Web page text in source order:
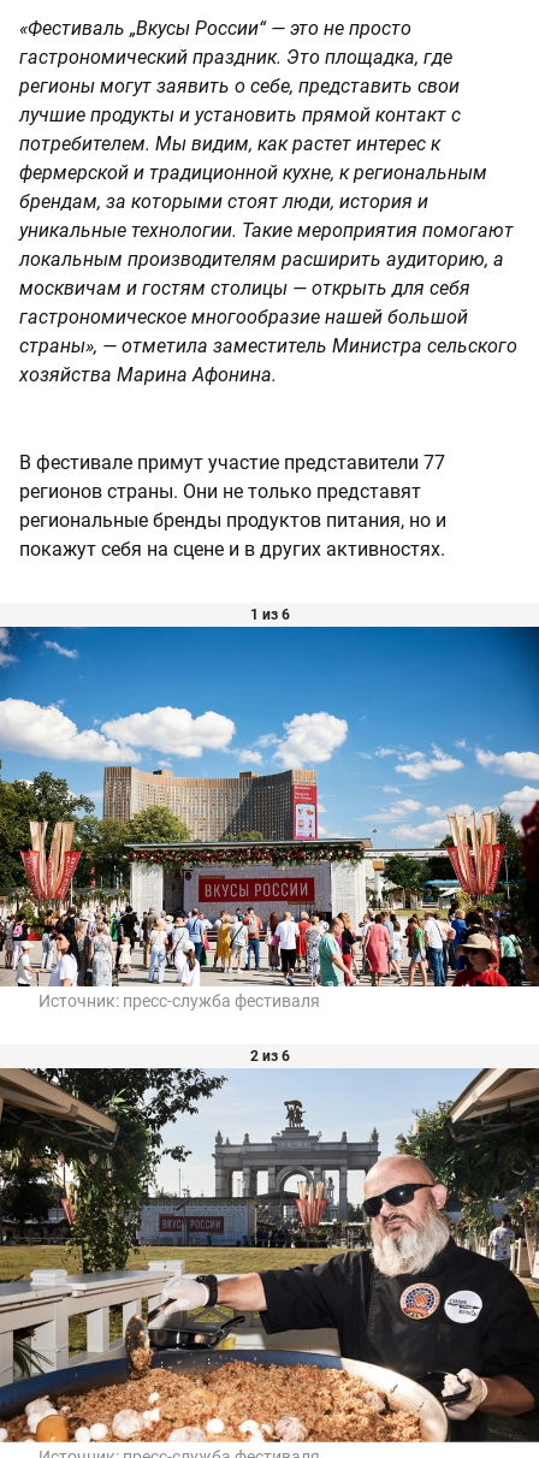
«Фестиваль „Вкусы России“ — это не просто
гастрономический праздник. Это площадка, где
регионы могут заявить о себе, представить свои
лучшие продукты и установить прямой контакт с
потребителем. Мы видим, как растет интерес к
фермерской и традиционной кухне, к региональным
брендам, за которыми стоят люди, история и
уникальные технологии. Такие мероприятия помогают
локальным производителям расширить аудиторию, а
москвичам и гостям столицы — открыть для себя
гастрономическое многообразие нашей большой
страны», — отметила заместитель Министра сельского
хозяйства Марина Афонина.
В фестивале примут участие представители 77
регионов страны. Они не только представят
региональные бренды продуктов питания, но и
покажут себя на сцене и в других активностях.
1 из 6
Источник: пресс-служба фестиваля
2 из 6